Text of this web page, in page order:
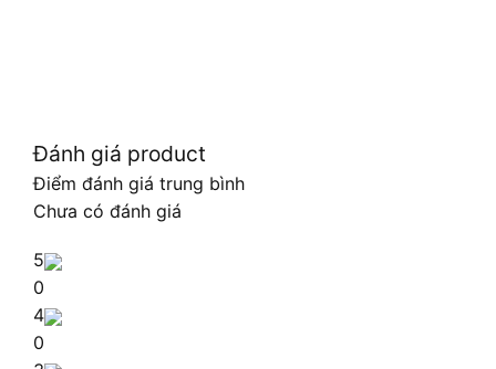
Đánh giá product
Điểm đánh giá trung bình
Chưa có đánh giá
5
0
4
0